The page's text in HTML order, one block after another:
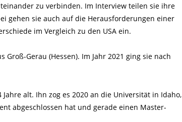
zu verbinden. Im Interview teilen sie ihre
gehen sie auch auf die Herausforderungen einer
im Vergleich zu den USA ein.
Gerau (Hessen). Im Jahr 2021 ging sie nach
alt. Ihn zog es 2020 an die Universität in Idaho,
abgeschlossen hat und gerade einen Master-